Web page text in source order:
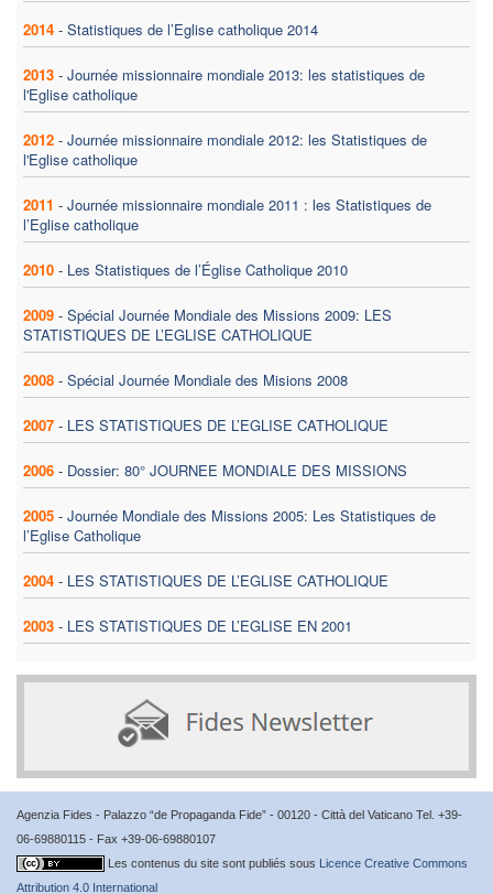
2014 - Statistiques de l’Eglise catholique 2014
2013 - Journée missionnaire mondiale 2013: les statistiques de
l'Eglise catholique
2012 - Journée missionnaire mondiale 2012: les Statistiques de
l'Eglise catholique
2011 - Journée missionnaire mondiale 2011 : les Statistiques de
l’Eglise catholique
2010 - Les Statistiques de l’Église Catholique 2010
2009 - Spécial Journée Mondiale des Missions 2009: LES
STATISTIQUES DE L’EGLISE CATHOLIQUE
2008 - Spécial Journée Mondiale des Misions 2008
2007 - LES STATISTIQUES DE L’EGLISE CATHOLIQUE
2006 - Dossier: 80° JOURNEE MONDIALE DES MISSIONS
2005 - Journée Mondiale des Missions 2005: Les Statistiques de
l’Eglise Catholique
2004 - LES STATISTIQUES DE L’EGLISE CATHOLIQUE
2003 - LES STATISTIQUES DE L’EGLISE EN 2001
Agenzia Fides - Palazzo “de Propaganda Fide” - 00120 - Città del Vaticano Tel. +39-
06-69880115 - Fax +39-06-69880107
Les contenus du site sont publiés sous Licence Creative Commons
Attribution 4.0 International